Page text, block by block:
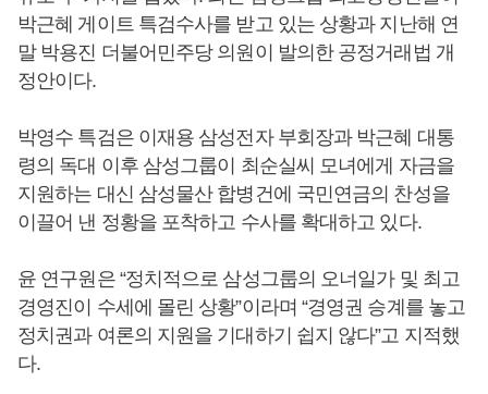
박근혜 게이트 특검수사를 받고 있는 상황과 지난해 연
말 박용진 더불어민주당 의원이 발의한 공정거래법 개
정안이다.
박영수 특검은 이재용 삼성전자 부회장과 박근혜 대통
령의 독대 이후 삼성그룹이 최순실씨 모녀에게 자금을
지원하는 대신 삼성물산 합병건에 국민연금의 찬성을
이끌어 낸 정황을 포착하고 수사를 확대하고 있다.
윤 연구원은 “정치적으로 삼성그룹의 오너일가 및 최고
경영진이 수세에 몰린 상황”이라며 “경영권 승계를 놓고
정치권과 여론의 지원을 기대하기 쉽지 않다”고 지적했
다.